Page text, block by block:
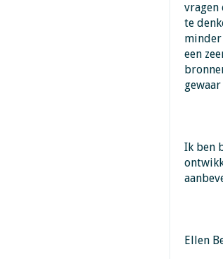
vragen
te
een
Ik ben
Ellen